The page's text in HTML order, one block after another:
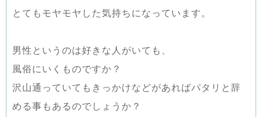
とてもモヤモヤした気持ちになっています。
男性というのは好きな人がいても、
風俗にいくものですか？
沢山通っていてもきっかけなどがあればパタリと辞
める事もあるのでしょうか？